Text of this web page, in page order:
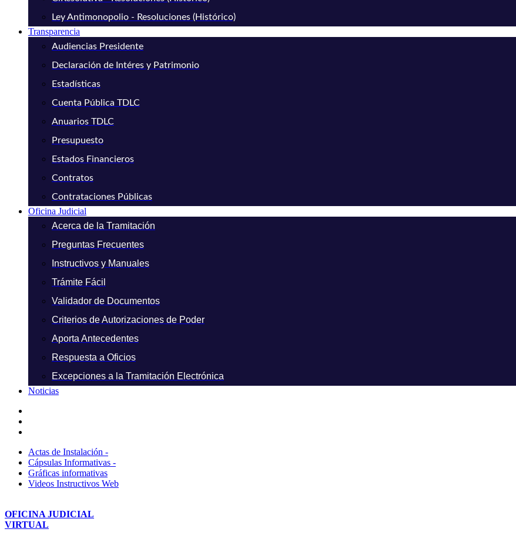
Ley Antimonopolio - Resoluciones (Histórico)
Transparencia
Audiencias Presidente
Declaración de Intéres y Patrimonio
Estadísticas
Cuenta Pública TDLC
Anuarios TDLC
Presupuesto
Estados Financieros
Contratos
Contrataciones Públicas
Oficina Judicial
Acerca de la Tramitación
Preguntas Frecuentes
Instructivos y Manuales
Trámite Fácil
Validador de Documentos
Criterios de Autorizaciones de Poder
Aporta Antecedentes
Respuesta a Oficios
Excepciones a la Tramitación Electrónica
Noticias
Actas de Instalación -
Cápsulas Informativas -
Gráficas informativas
Videos Instructivos Web
OFICINA JUDICIAL
VIRTUAL